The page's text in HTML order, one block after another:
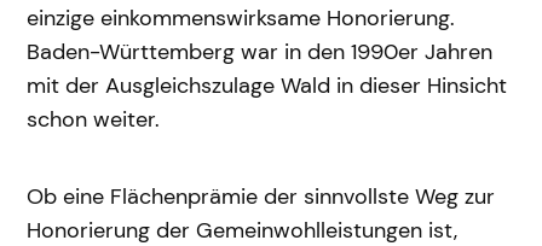
einzige einkommenswirksame Honorierung.
Baden-Württemberg war in den 1990er Jahren
mit der Ausgleichszulage Wald in dieser Hinsicht
schon weiter.
Ob eine Flächenprämie der sinnvollste Weg zur
Honorierung der Gemeinwohlleistungen ist,